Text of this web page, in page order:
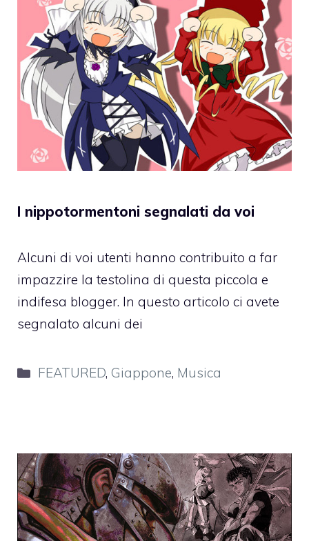
I nippotormentoni segnalati da voi
Alcuni di voi utenti hanno contribuito a far
impazzire la testolina di questa piccola e
indifesa blogger. In questo articolo ci avete
segnalato alcuni dei
Categorie
FEATURED, Giappone, Musica